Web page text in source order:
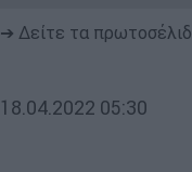
➔ Δείτε τα
18.04.2022 05:30